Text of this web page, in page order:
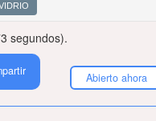
segundos).
Abierto ahora